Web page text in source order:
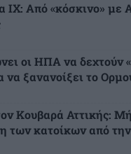
ΙΧ: Από «κόσκινο» με
οι ΗΠΑ να δεχτούν
να ξανανοίξει το
Κουβαρά Αττικής:
των κατοίκων από